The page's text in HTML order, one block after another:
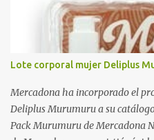
(girasol), LECHE desnatada en
0,9%, LECHE entera en polvo,
natural. Cobertura 16%: Azúcar,
palma), cacao desgrasado en
LECHE entera en polvo,
almidón de TRIGO , aromas
arroz, harina de TRIGO , azúcar,
Lote corporal mujer Deliplus
Mercadona ha incorporado el
Deliplus Murumuru a su
Pack Murumuru de Mercadona